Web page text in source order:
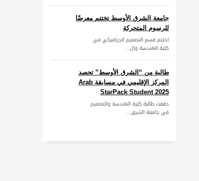
جامعة الشرق الأوسط تختتم معرضًا
للرسوم المتحركة
اختتم قسم التصميم الجرافيكي في
كلية الهندسة وال...
طالبة من “الشرق الأوسط” تحصد
المركز الإقليمي في مسابقة Arab
StarPack Student 2025
حققت طالبة كلية الهندسة والتصميم
في جامعة الشرق...